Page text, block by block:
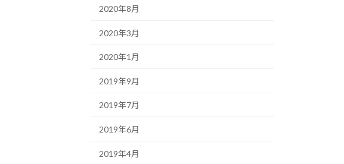
2020年8月
2020年3月
2020年1月
2019年9月
2019年7月
2019年6月
2019年4月